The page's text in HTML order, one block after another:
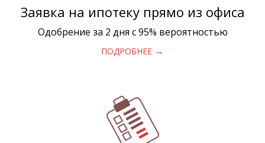
Заявка на ипотеку прямо из офиса
Одобрение за 2 дня с 95% вероятностью
ПОДРОБНЕЕ →